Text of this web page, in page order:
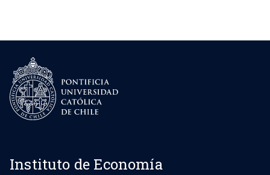
Instituto de Economía